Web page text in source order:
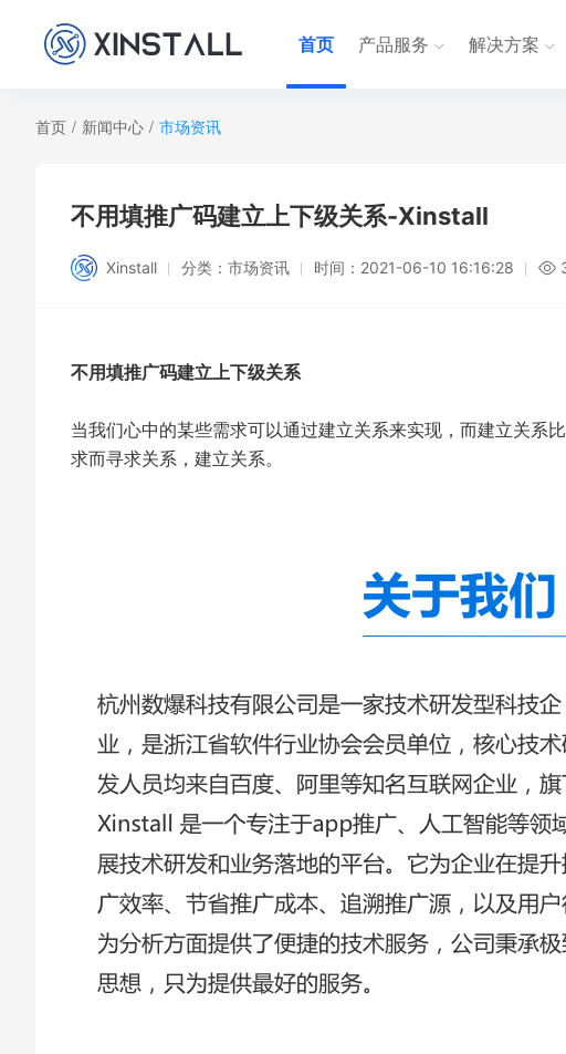
首页 产品服务 解决方案
首页 / 新闻中心 / 市场资讯
不用填推广码建立上下级关系-Xinstall
Xinstall 分类： 市场资讯 时间： 2021-06-10 16:16:28
不用填推广码建立上下级关系
当我们心中的某些需求可以通过建立关系来实现，而建立关系
求而寻求关系，建立关系。